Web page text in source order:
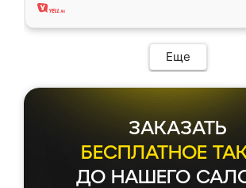
Еще
ЗАКАЗАТЬ
БЕСПЛАТНОЕ
ДО НАШЕГО